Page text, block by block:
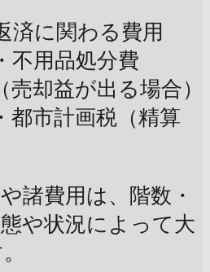
済に関わる費用
不用品処分費
売却益が出る場合）
都市計画税（精算
諸費用は、階数・
や状況によって大